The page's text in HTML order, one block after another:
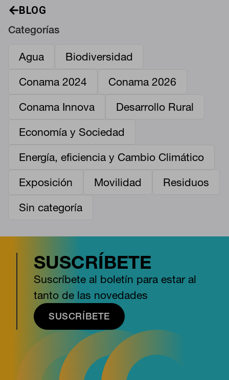
BLOG
Categorías
Agua
Biodiversidad
Conama 2024
Conama 2026
Conama Innova
Desarrollo Rural
Economía y Sociedad
Energía, eficiencia y Cambio Climático
Exposición
Movilidad
Residuos
Sin categoría
SUSCRÍBETE
Suscríbete al boletín para estar al
tanto de las novedades
SUSCRÍBETE